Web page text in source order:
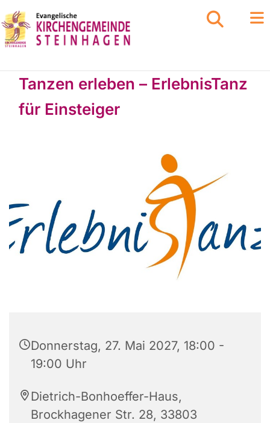
Tanzen erleben – ErlebnisTanz
für Einsteiger
Donnerstag, 27. Mai 2027, 18:00 -
19:00 Uhr
Dietrich-Bonhoeffer-Haus,
Brockhagener Str. 28, 33803